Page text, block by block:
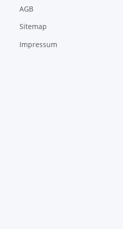
AGB
Sitemap
Impressum